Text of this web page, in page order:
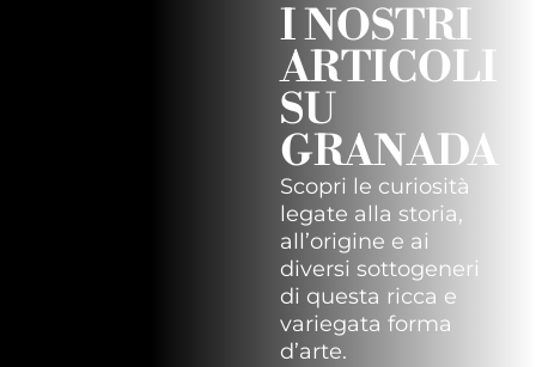
I NOSTRI
ARTICOLI
SU
GRANADA
Scopri le curiosità
legate alla storia,
all’origine e ai
diversi sottogeneri
di questa ricca e
variegata forma
d’arte.